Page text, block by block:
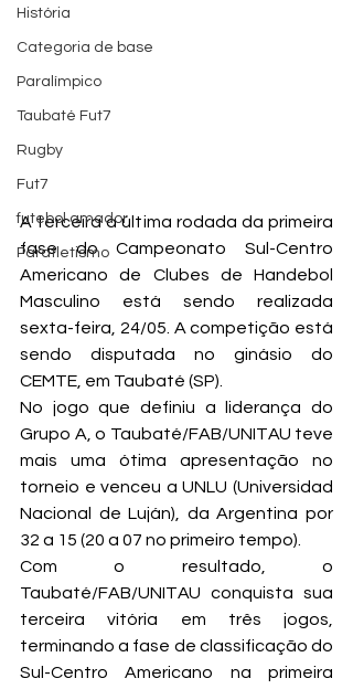
História
Categoria de base
Paralímpico
Taubaté Fut7
Rugby
Fut7
futebol amador
Paratletismo
A terceira a última rodada da primeira
fase do Campeonato Sul-Centro
Americano de Clubes de Handebol
Masculino está sendo realizada
sexta-feira, 24/05. A competição está
sendo disputada no ginásio do
CEMTE, em Taubaté (SP).
No jogo que definiu a liderança do
Grupo A, o Taubaté/FAB/UNITAU teve
mais uma ótima apresentação no
torneio e venceu a UNLU (Universidad
Nacional de Luján), da Argentina por
32 a 15 (20 a 07 no primeiro tempo).
Com o resultado, o
Taubaté/FAB/UNITAU conquista sua
terceira vitória em três jogos,
terminando a fase de classificação do
Sul-Centro Americano na primeira